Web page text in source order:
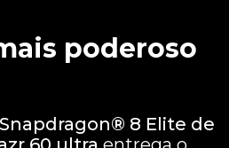
poderoso
8 Elite de